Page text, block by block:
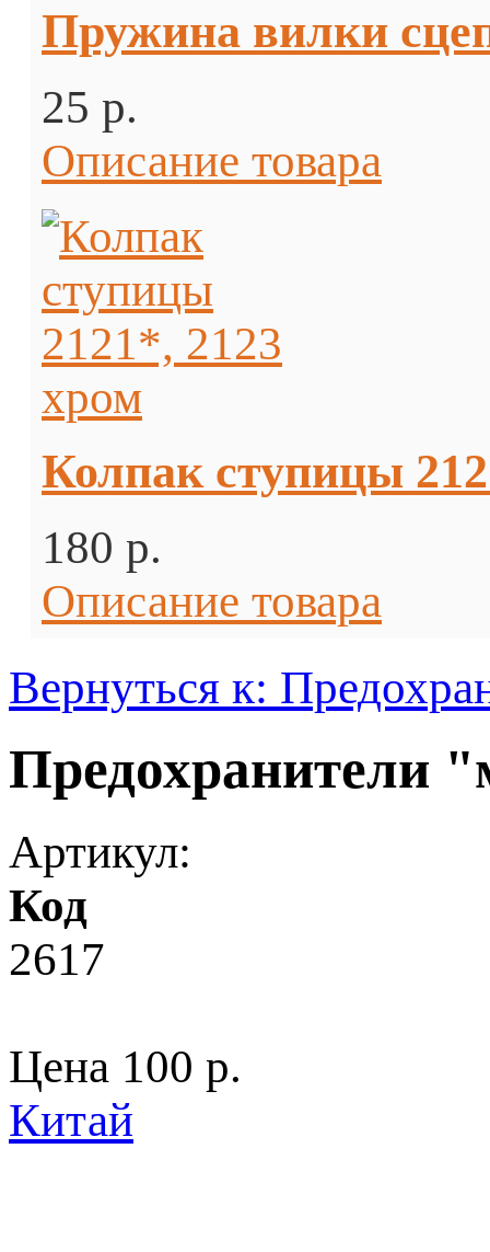
Пружина вилки
25 p.
Описание товара
Колпак ступицы
180 p.
Описание товара
Вернуться к:
Предохранители
Артикул:
Код
2617
Цена 100 p.
Китай